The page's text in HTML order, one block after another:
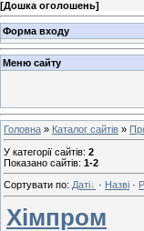
[Дошка оголошень]
Форма входу
Меню сайту
Головна » Каталог сайтів »
У категорії сайтів: 2
Показано сайтів: 1-2
Сортувати по: Даті · Назві ·
Хімпром